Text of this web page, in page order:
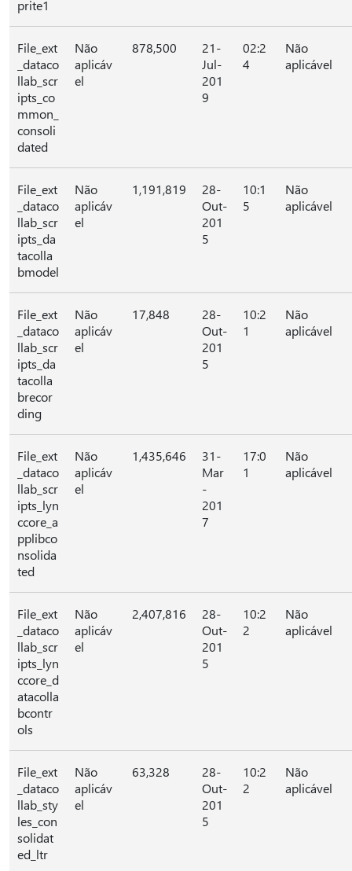
prite1
File_ext
_dataco
llab_scr
ipts_co
mmon_
consoli
dated
Não
aplicáv
el
878,500
21-
Jul-
201
9
02:2
4
Não
aplicável
File_ext
_dataco
llab_scr
ipts_da
tacolla
bmodel
Não
aplicáv
el
1,191,819
28-
Out-
201
5
10:1
5
Não
aplicável
File_ext
_dataco
llab_scr
ipts_da
tacolla
brecor
ding
Não
aplicáv
el
17,848
28-
Out-
201
5
10:2
1
Não
aplicável
File_ext
_dataco
llab_scr
ipts_lyn
ccore_a
pplibco
nsolida
ted
Não
aplicáv
el
1,435,646
31-
Mar
-
201
7
17:0
1
Não
aplicável
File_ext
_dataco
llab_scr
ipts_lyn
ccore_d
atacolla
bcontr
ols
Não
aplicáv
el
2,407,816
28-
Out-
201
5
10:2
2
Não
aplicável
File_ext
_dataco
llab_sty
les_con
solidat
ed_ltr
Não
aplicáv
el
63,328
28-
Out-
201
5
10:2
2
Não
aplicável